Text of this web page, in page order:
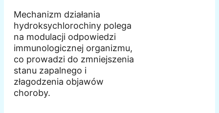
Mechanizm działania
hydroksychlorochiny polega
na modulacji odpowiedzi
immunologicznej organizmu,
co prowadzi do zmniejszenia
stanu zapalnego i
złagodzenia objawów
choroby.